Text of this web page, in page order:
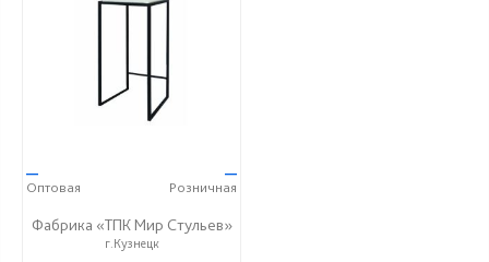
—
Оптовая
—
Розничная
Фабрика «ТПК Мир Стульев»
г.Кузнецк